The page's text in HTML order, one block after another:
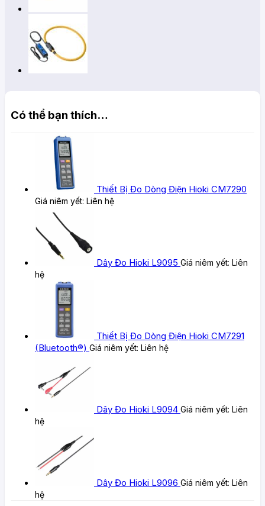
Có thể bạn thích…
Thiết Bị Đo Dòng Điện Hioki CM7290
Giá niêm yết: Liên hệ
Dây Đo Hioki L9095 Giá niêm yết: Liên
hệ
Thiết Bị Đo Dòng Điện Hioki CM7291
(Bluetooth®) Giá niêm yết: Liên hệ
Dây Đo Hioki L9094 Giá niêm yết: Liên
hệ
Dây Đo Hioki L9096 Giá niêm yết: Liên
hệ